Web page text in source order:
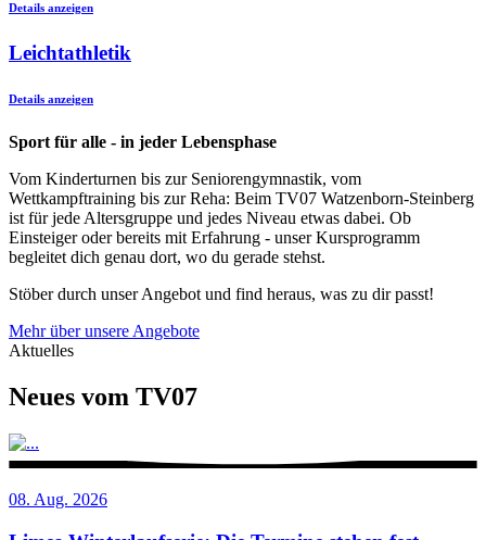
Details anzeigen
Leichtathletik
Details anzeigen
Sport für alle - in jeder Lebensphase
Vom Kinderturnen bis zur Seniorengymnastik, vom
Wettkampftraining bis zur Reha: Beim TV07 Watzenborn-Steinberg
ist für jede Altersgruppe und jedes Niveau etwas dabei. Ob
Einsteiger oder bereits mit Erfahrung - unser Kursprogramm
begleitet dich genau dort, wo du gerade stehst.
Stöber durch unser Angebot und find heraus, was zu dir passt!
Mehr über unsere Angebote
Aktuelles
Neues vom TV07
08. Aug. 2026